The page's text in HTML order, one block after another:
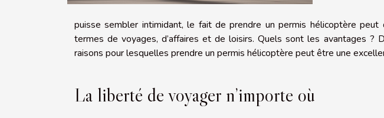
puisse sembler intimidant, le fait de prendre un permis hélicoptère
termes de voyages, d’affaires et de loisirs. Quels sont les avantages ?
raisons pour lesquelles prendre un permis hélicoptère peut être une
La liberté de voyager n’importe où